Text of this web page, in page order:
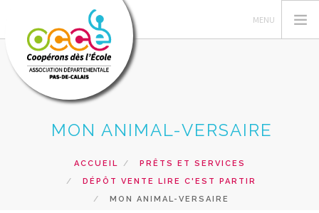
L'OCCE 62
RESSOURCES ET SERVICES
MON ANIMAL-VERSAIRE
ACCUEIL
PRÊTS ET SERVICES
DÉPÔT VENTE LIRE C'EST PARTIR
MON ANIMAL-VERSAIRE